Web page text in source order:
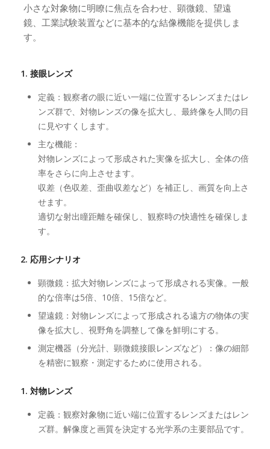
小さな対象物に明瞭に焦点を合わせ、顕微鏡、望遠
鏡、工業試験装置などに基本的な結像機能を提供しま
す。
1. 接眼レンズ
定義：観察者の眼に近い一端に位置するレンズまたはレ
ンズ群で、対物レンズの像を拡大し、最終像を人間の目
に見やすくします。
主な機能：
対物レンズによって形成された実像を拡大し、全体の倍
率をさらに向上させます。
収差（色収差、歪曲収差など）を補正し、画質を向上さ
せます。
適切な射出瞳距離を確保し、観察時の快適性を確保しま
す。
2. 応用シナリオ
顕微鏡：拡大対物レンズによって形成される実像。一般
的な倍率は5倍、10倍、15倍など。
望遠鏡：対物レンズによって形成される遠方の物体の実
像を拡大し、視野角を調整して像を鮮明にする。
測定機器（分光計、顕微鏡接眼レンズなど）：像の細部
を精密に観察・測定するために使用される。
1. 対物レンズ
定義：観察対象物に近い端に位置するレンズまたはレン
ズ群。解像度と画質を決定する光学系の主要部品です。